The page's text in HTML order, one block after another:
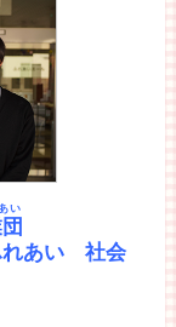
い
れあい 社会